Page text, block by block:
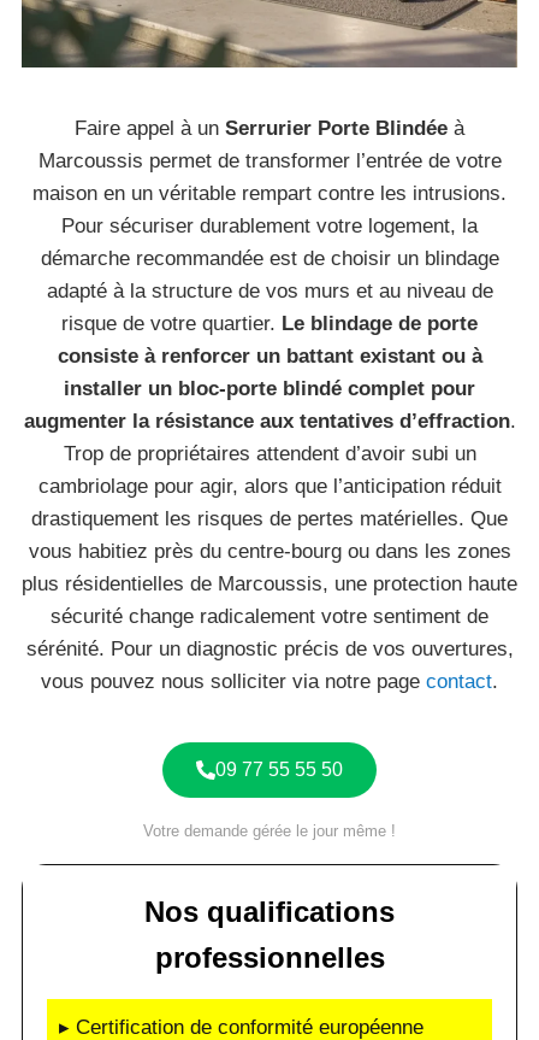
Faire appel à un Serrurier Porte Blindée à
Marcoussis permet de transformer l’entrée de votre
maison en un véritable rempart contre les intrusions.
Pour sécuriser durablement votre logement, la
démarche recommandée est de choisir un blindage
adapté à la structure de vos murs et au niveau de
risque de votre quartier. Le blindage de porte
consiste à renforcer un battant existant ou à
installer un bloc-porte blindé complet pour
augmenter la résistance aux tentatives d’effraction.
Trop de propriétaires attendent d’avoir subi un
cambriolage pour agir, alors que l’anticipation réduit
drastiquement les risques de pertes matérielles. Que
vous habitiez près du centre-bourg ou dans les zones
plus résidentielles de Marcoussis, une protection haute
sécurité change radicalement votre sentiment de
sérénité. Pour un diagnostic précis de vos ouvertures,
vous pouvez nous solliciter via notre page contact.
09 77 55 55 50
Votre demande gérée le jour même !
Nos qualifications
professionnelles
▸ Certification de conformité européenne